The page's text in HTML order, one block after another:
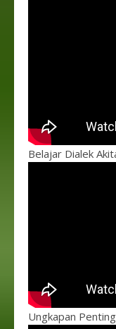
Belajar Dialek
Ungkapan